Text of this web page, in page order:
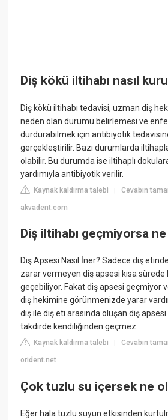
Diş kökü iltihabı nasıl
Diş kökü iltihabı tedavisi, uzman diş
neden olan durumu belirlemesi ve
durdurabilmek için antibiyotik
gerçekleştirilir. Bazı durumlarda
olabilir. Bu durumda ise iltihaplı
yardımıyla antibiyotik verilir.
Kaynak kaldırma talebi |Cevabın
akvadent.com
Diş iltihabı geçmiyorsa ne
Diş Apsesi Nasıl İner? Sadece diş
zarar vermeyen diş apsesi kısa sürede
geçebiliyor. Fakat diş apsesi geçmiyor
diş hekimine görünmenizde yarar
diş ile diş eti arasında oluşan diş apsesi
takdirde kendiliğinden geçmez.
Kaynak kaldırma talebi |Cevabın
orident.net
Çok tuzlu su içersek ne
Eğer hala tuzlu suyun etkisinden